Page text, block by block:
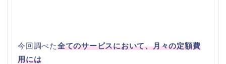
今回調べた全てのサービスにおいて、月々の定額費
用には